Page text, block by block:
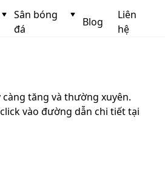
Sân bóng
đá
Blog
Liên
hệ
tăng và thường xuyên.
vào đường dẫn chi tiết tại